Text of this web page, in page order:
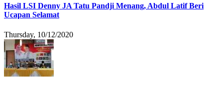
Hasil LSI Denny JA Tatu Pandji Menang, Abdul Latif Beri
Ucapan Selamat
Thursday, 10/12/2020